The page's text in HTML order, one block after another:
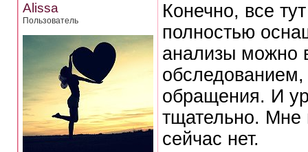
Alissa
Пользователь
Конечно, все
полностью
анализы можно
обращения. И
тщательно. Мне
сейчас нет.